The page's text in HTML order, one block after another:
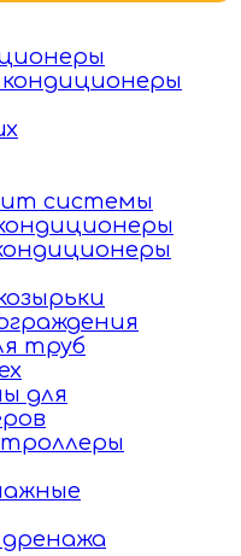
системы
труб
для